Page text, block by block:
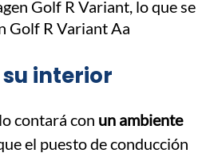
interior
contará con un ambiente
el puesto de conducción